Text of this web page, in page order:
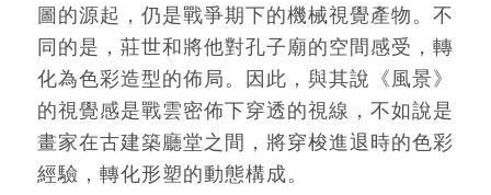
圖的源起，仍是戰爭期下的機械視覺產物。不
同的是，莊世和將他對孔子廟的空間感受，轉
化為色彩造型的佈局。因此，與其說《風景》
的視覺感是戰雲密佈下穿透的視線，不如說是
畫家在古建築廳堂之間，將穿梭進退時的色彩
經驗，轉化形塑的動態構成。